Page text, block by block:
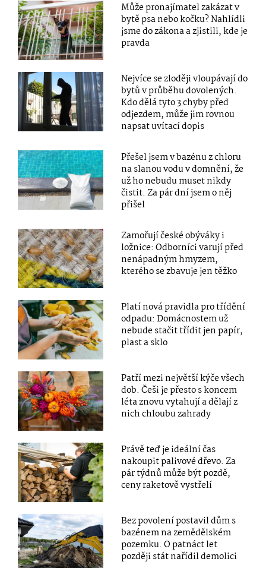
Může pronajímatel zakázat v
bytě psa nebo kočku? Nahlídli
jsme do zákona a zjistili, kde je
pravda
Nejvíce se zloději vloupávají do
bytů v průběhu dovolených.
Kdo dělá tyto 3 chyby před
odjezdem, může jim rovnou
napsat uvítací dopis
Přešel jsem v bazénu z chloru
na slanou vodu v domnění, že
už ho nebudu muset nikdy
čistit. Za pár dní jsem o něj
přišel
Zamořují české obýváky i
ložnice: Odborníci varují před
nenápadným hmyzem,
kterého se zbavuje jen těžko
Platí nová pravidla pro třídění
odpadu: Domácnostem už
nebude stačit třídit jen papír,
plast a sklo
Patří mezi největší kýče všech
dob. Češi je přesto s koncem
léta znovu vytahují a dělají z
nich chloubu zahrady
Právě teď je ideální čas
nakoupit palivové dřevo. Za
pár týdnů může být pozdě,
ceny raketově vystřelí
Bez povolení postavil dům s
bazénem na zemědělském
pozemku. O patnáct let
později stát nařídil demolici